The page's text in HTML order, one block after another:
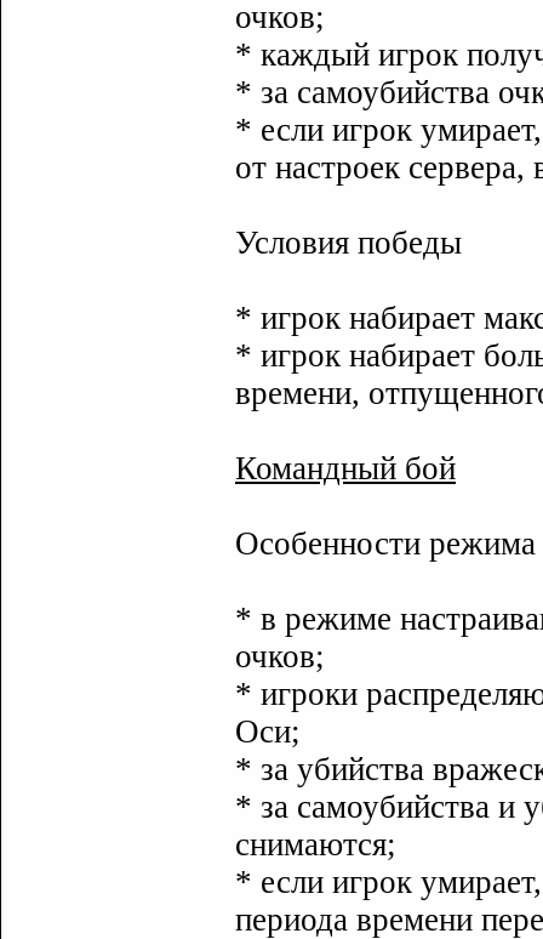
очков;
* каждый игрок
* за самоубийства
* если игрок
от настроек
Условия победы
* игрок набирает
* игрок набирает
времени,
Командный бой
Особенности режима
* в режиме
очков;
* игроки
Оси;
* за убийства
* за самоубийства и
снимаются;
* если игрок
периода времени